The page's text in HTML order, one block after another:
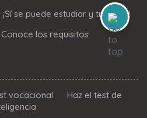
se puede estudiar y trabajar!
los requisitos
vocacional
Haz el test de